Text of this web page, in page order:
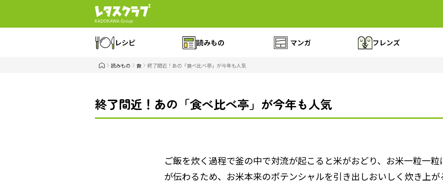
レシピ 読みもの マンガ フレンズ
読みもの 食 終了間近！あの「食べ比べ亭」が今年も人気
終了間近！あの「食べ比べ亭」が今年も人気
ご飯を炊く過程で釜の中で対流が起こると米がおどり、お米一粒一
が伝わるため、お米本来のポテンシャルを引き出しおいしく炊き上